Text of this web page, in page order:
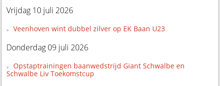
Vrijdag 10 juli 2026
Veenhoven wint dubbel zilver op EK Baan U23
Donderdag 09 juli 2026
Opstaptrainingen baanwedstrijd Giant Schwalbe en
Schwalbe Liv Toekomstcup